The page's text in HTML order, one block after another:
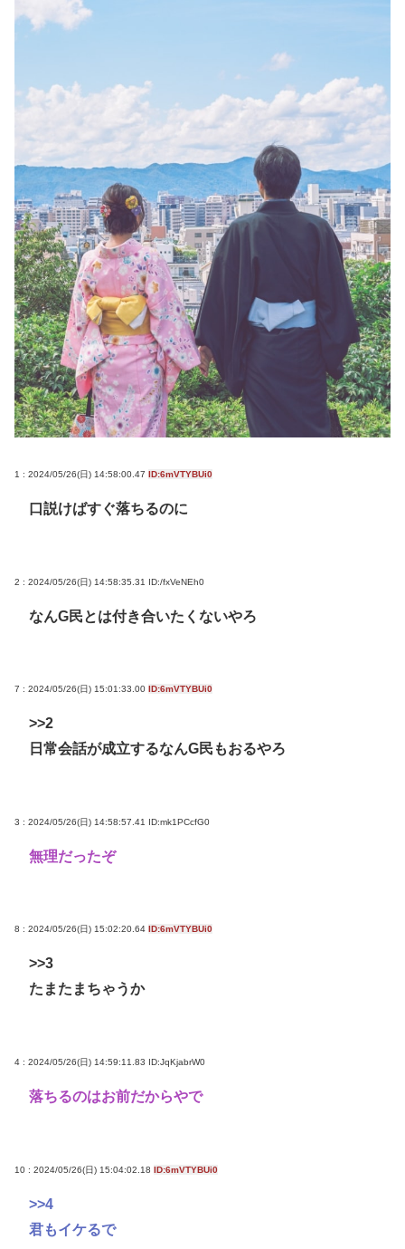
1 : 2024/05/26(日) 14:58:00.47 ID:6mVTYBUi0
口説けばすぐ落ちるのに
2 : 2024/05/26(日) 14:58:35.31 ID:/fxVeNEh0
なんG民とは付き合いたくないやろ
7 : 2024/05/26(日) 15:01:33.00 ID:6mVTYBUi0
>>2
日常会話が成立するなんG民もおるやろ
3 : 2024/05/26(日) 14:58:57.41 ID:mk1PCcfG0
無理だったぞ
8 : 2024/05/26(日) 15:02:20.64 ID:6mVTYBUi0
>>3
たまたまちゃうか
4 : 2024/05/26(日) 14:59:11.83 ID:JqKjabrW0
落ちるのはお前だからやで
10 : 2024/05/26(日) 15:04:02.18 ID:6mVTYBUi0
>>4
君もイケるで